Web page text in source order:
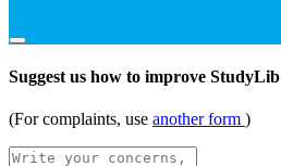
Suggest us how to improve StudyLib
(For complaints, use another form )